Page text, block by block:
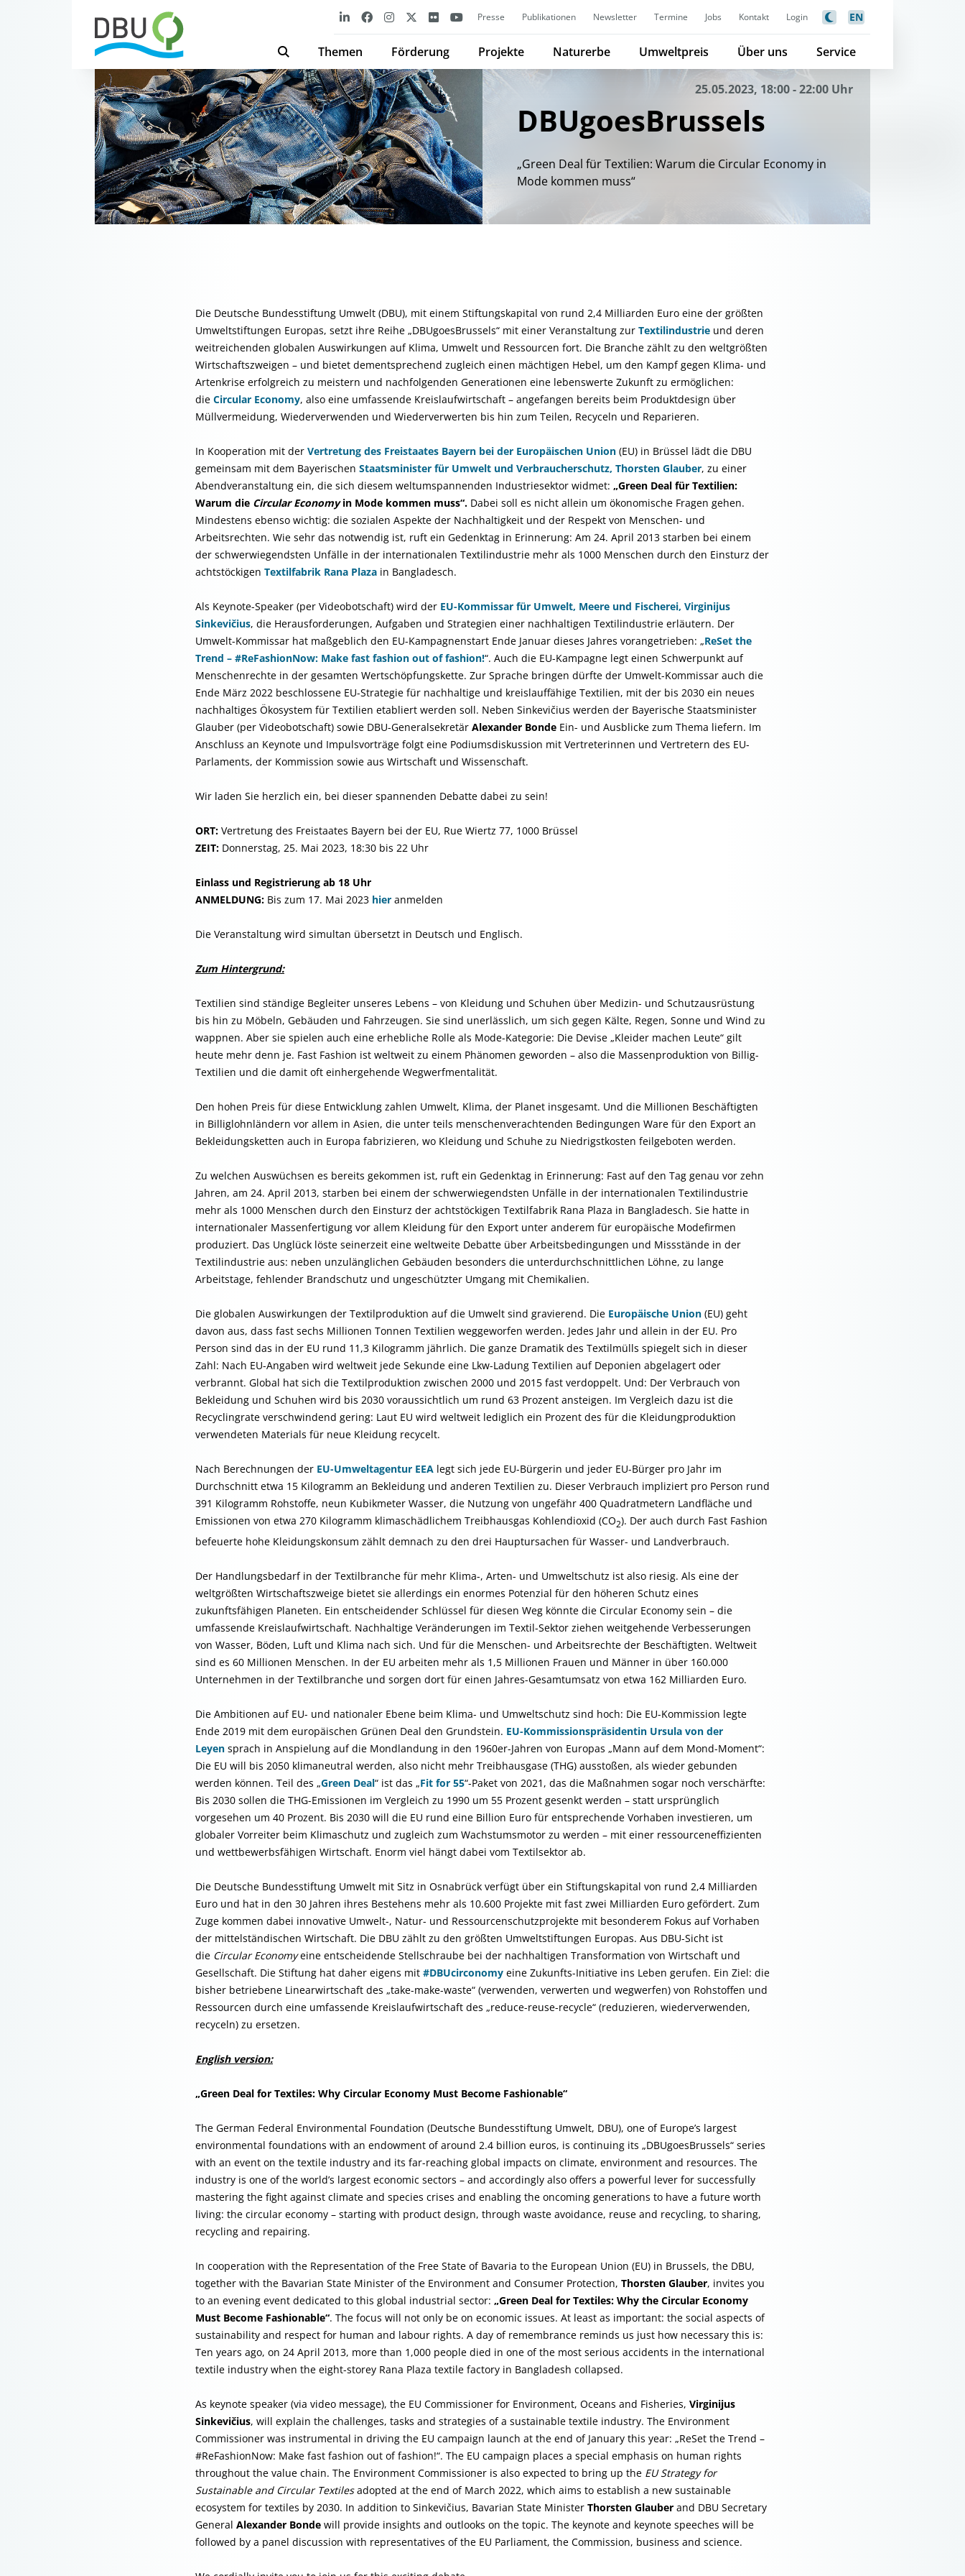
Presse Publikationen Newsletter Termine Jobs Kontakt Login EN
Themen Förderung Projekte Naturerbe Umweltpreis Über uns Service
25.05.2023, 18:00 - 22:00 Uhr
DBUgoesBrussels
„Green Deal für Textilien: Warum die Circular Economy in
Mode kommen muss“
Die Deutsche Bundesstiftung Umwelt (DBU), mit einem Stiftungskapital von rund 2,4 Milliarden Euro eine der größten
Umweltstiftungen Europas, setzt ihre Reihe „DBUgoesBrussels“ mit einer Veranstaltung zur Textilindustrie und deren
weitreichenden globalen Auswirkungen auf Klima, Umwelt und Ressourcen fort. Die Branche zählt zu den weltgrößten
Wirtschaftszweigen – und bietet dementsprechend zugleich einen mächtigen Hebel, um den Kampf gegen Klima- und
Artenkrise erfolgreich zu meistern und nachfolgenden Generationen eine lebenswerte Zukunft zu ermöglichen:
die Circular Economy, also eine umfassende Kreislaufwirtschaft – angefangen bereits beim Produktdesign über
Müllvermeidung, Wiederverwenden und Wiederverwerten bis hin zum Teilen, Recyceln und Reparieren.
In Kooperation mit der Vertretung des Freistaates Bayern bei der Europäischen Union (EU) in Brüssel lädt die DBU
gemeinsam mit dem Bayerischen Staatsminister für Umwelt und Verbraucherschutz, Thorsten Glauber, zu einer
Abendveranstaltung ein, die sich diesem weltumspannenden Industriesektor widmet: „Green Deal für Textilien:
Warum die Circular Economyin Mode kommen muss“. Dabei soll es nicht allein um ökonomische Fragen gehen.
Mindestens ebenso wichtig: die sozialen Aspekte der Nachhaltigkeit und der Respekt von Menschen- und
Arbeitsrechten. Wie sehr das notwendig ist, ruft ein Gedenktag in Erinnerung: Am 24. April 2013 starben bei einem
der schwerwiegendsten Unfälle in der internationalen Textilindustrie mehr als 1000 Menschen durch den Einsturz der
achtstöckigen Textilfabrik Rana Plaza in Bangladesch.
Als Keynote-Speaker (per Videobotschaft) wird der EU-Kommissar für Umwelt, Meere und Fischerei, Virginijus
Sinkevičius, die Herausforderungen, Aufgaben und Strategien einer nachhaltigen Textilindustrie erläutern. Der
Umwelt-Kommissar hat maßgeblich den EU-Kampagnenstart Ende Januar dieses Jahres vorangetrieben: „ReSet the
Trend – #ReFashionNow: Make fast fashion out of fashion!“. Auch die EU-Kampagne legt einen Schwerpunkt auf
Menschenrechte in der gesamten Wertschöpfungskette. Zur Sprache bringen dürfte der Umwelt-Kommissar auch die
Ende März 2022 beschlossene EU-Strategie für nachhaltige und kreislauffähige Textilien, mit der bis 2030 ein neues
nachhaltiges Ökosystem für Textilien etabliert werden soll. Neben Sinkevičius werden der Bayerische Staatsminister
Glauber (per Videobotschaft) sowie DBU-Generalsekretär Alexander Bonde Ein- und Ausblicke zum Thema liefern. Im
Anschluss an Keynote und Impulsvorträge folgt eine Podiumsdiskussion mit Vertreterinnen und Vertretern des EU-
Parlaments, der Kommission sowie aus Wirtschaft und Wissenschaft.
Wir laden Sie herzlich ein, bei dieser spannenden Debatte dabei zu sein!
ORT: Vertretung des Freistaates Bayern bei der EU, Rue Wiertz 77, 1000 Brüssel
ZEIT: Donnerstag, 25. Mai 2023, 18:30 bis 22 Uhr
Einlass und Registrierung ab 18 Uhr
ANMELDUNG: Bis zum 17. Mai 2023 hier anmelden
Die Veranstaltung wird simultan übersetzt in Deutsch und Englisch.
Zum Hintergrund:
Textilien sind ständige Begleiter unseres Lebens – von Kleidung und Schuhen über Medizin- und Schutzausrüstung
bis hin zu Möbeln, Gebäuden und Fahrzeugen. Sie sind unerlässlich, um sich gegen Kälte, Regen, Sonne und Wind zu
wappnen. Aber sie spielen auch eine erhebliche Rolle als Mode-Kategorie: Die Devise „Kleider machen Leute“ gilt
heute mehr denn je. Fast Fashion ist weltweit zu einem Phänomen geworden – also die Massenproduktion von Billig-
Textilien und die damit oft einhergehende Wegwerfmentalität.
Den hohen Preis für diese Entwicklung zahlen Umwelt, Klima, der Planet insgesamt. Und die Millionen Beschäftigten
in Billiglohnländern vor allem in Asien, die unter teils menschenverachtenden Bedingungen Ware für den Export an
Bekleidungsketten auch in Europa fabrizieren, wo Kleidung und Schuhe zu Niedrigstkosten feilgeboten werden.
Zu welchen Auswüchsen es bereits gekommen ist, ruft ein Gedenktag in Erinnerung: Fast auf den Tag genau vor zehn
Jahren, am 24. April 2013, starben bei einem der schwerwiegendsten Unfälle in der internationalen Textilindustrie
mehr als 1000 Menschen durch den Einsturz der achtstöckigen Textilfabrik Rana Plaza in Bangladesch. Sie hatte in
internationaler Massenfertigung vor allem Kleidung für den Export unter anderem für europäische Modefirmen
produziert. Das Unglück löste seinerzeit eine weltweite Debatte über Arbeitsbedingungen und Missstände in der
Textilindustrie aus: neben unzulänglichen Gebäuden besonders die unterdurchschnittlichen Löhne, zu lange
Arbeitstage, fehlender Brandschutz und ungeschützter Umgang mit Chemikalien.
Die globalen Auswirkungen der Textilproduktion auf die Umwelt sind gravierend. Die Europäische Union (EU) geht
davon aus, dass fast sechs Millionen Tonnen Textilien weggeworfen werden. Jedes Jahr und allein in der EU. Pro
Person sind das in der EU rund 11,3 Kilogramm jährlich. Die ganze Dramatik des Textilmülls spiegelt sich in dieser
Zahl: Nach EU-Angaben wird weltweit jede Sekunde eine Lkw-Ladung Textilien auf Deponien abgelagert oder
verbrannt. Global hat sich die Textilproduktion zwischen 2000 und 2015 fast verdoppelt. Und: Der Verbrauch von
Bekleidung und Schuhen wird bis 2030 voraussichtlich um rund 63 Prozent ansteigen. Im Vergleich dazu ist die
Recyclingrate verschwindend gering: Laut EU wird weltweit lediglich ein Prozent des für die Kleidungproduktion
verwendeten Materials für neue Kleidung recycelt.
Nach Berechnungen der EU-Umweltagentur EEA legt sich jede EU-Bürgerin und jeder EU-Bürger pro Jahr im
Durchschnitt etwa 15 Kilogramm an Bekleidung und anderen Textilien zu. Dieser Verbrauch impliziert pro Person rund
391 Kilogramm Rohstoffe, neun Kubikmeter Wasser, die Nutzung von ungefähr 400 Quadratmetern Landfläche und
Emissionen von etwa 270 Kilogramm klimaschädlichem Treibhausgas Kohlendioxid (CO2). Der auch durch Fast Fashion
befeuerte hohe Kleidungskonsum zählt demnach zu den drei Hauptursachen für Wasser- und Landverbrauch.
Der Handlungsbedarf in der Textilbranche für mehr Klima-, Arten- und Umweltschutz ist also riesig. Als eine der
weltgrößten Wirtschaftszweige bietet sie allerdings ein enormes Potenzial für den höheren Schutz eines
zukunftsfähigen Planeten. Ein entscheidender Schlüssel für diesen Weg könnte die Circular Economy sein – die
umfassende Kreislaufwirtschaft. Nachhaltige Veränderungen im Textil-Sektor ziehen weitgehende Verbesserungen
von Wasser, Böden, Luft und Klima nach sich. Und für die Menschen- und Arbeitsrechte der Beschäftigten. Weltweit
sind es 60 Millionen Menschen. In der EU arbeiten mehr als 1,5 Millionen Frauen und Männer in über 160.000
Unternehmen in der Textilbranche und sorgen dort für einen Jahres-Gesamtumsatz von etwa 162 Milliarden Euro.
Die Ambitionen auf EU- und nationaler Ebene beim Klima- und Umweltschutz sind hoch: Die EU-Kommission legte
Ende 2019 mit dem europäischen Grünen Deal den Grundstein. EU-Kommissionspräsidentin Ursula von der
Leyen sprach in Anspielung auf die Mondlandung in den 1960er-Jahren von Europas „Mann auf dem Mond-Moment“:
Die EU will bis 2050 klimaneutral werden, also nicht mehr Treibhausgase (THG) ausstoßen, als wieder gebunden
werden können. Teil des „Green Deal“ ist das „Fit for 55“-Paket von 2021, das die Maßnahmen sogar noch verschärfte:
Bis 2030 sollen die THG-Emissionen im Vergleich zu 1990 um 55 Prozent gesenkt werden – statt ursprünglich
vorgesehen um 40 Prozent. Bis 2030 will die EU rund eine Billion Euro für entsprechende Vorhaben investieren, um
globaler Vorreiter beim Klimaschutz und zugleich zum Wachstumsmotor zu werden – mit einer ressourceneffizienten
und wettbewerbsfähigen Wirtschaft. Enorm viel hängt dabei vom Textilsektor ab.
Die Deutsche Bundesstiftung Umwelt mit Sitz in Osnabrück verfügt über ein Stiftungskapital von rund 2,4 Milliarden
Euro und hat in den 30 Jahren ihres Bestehens mehr als 10.600 Projekte mit fast zwei Milliarden Euro gefördert. Zum
Zuge kommen dabei innovative Umwelt-, Natur- und Ressourcenschutzprojekte mit besonderem Fokus auf Vorhaben
der mittelständischen Wirtschaft. Die DBU zählt zu den größten Umweltstiftungen Europas. Aus DBU-Sicht ist
die Circular Economyeine entscheidende Stellschraube bei der nachhaltigen Transformation von Wirtschaft und
Gesellschaft. Die Stiftung hat daher eigens mit #DBUcirconomy eine Zukunfts-Initiative ins Leben gerufen. Ein Ziel: die
bisher betriebene Linearwirtschaft des „take-make-waste“ (verwenden, verwerten und wegwerfen) von Rohstoffen und
Ressourcen durch eine umfassende Kreislaufwirtschaft des „reduce-reuse-recycle“ (reduzieren, wiederverwenden,
recyceln) zu ersetzen.
English version:
„Green Deal for Textiles: Why Circular Economy Must Become Fashionable“
The German Federal Environmental Foundation (Deutsche Bundesstiftung Umwelt, DBU), one of Europe’s largest
environmental foundations with an endowment of around 2.4 billion euros, is continuing its „DBUgoesBrussels“ series
with an event on the textile industry and its far-reaching global impacts on climate, environment and resources. The
industry is one of the world’s largest economic sectors – and accordingly also offers a powerful lever for successfully
mastering the fight against climate and species crises and enabling the oncoming generations to have a future worth
living: the circular economy – starting with product design, through waste avoidance, reuse and recycling, to sharing,
recycling and repairing.
In cooperation with the Representation of the Free State of Bavaria to the European Union (EU) in Brussels, the DBU,
together with the Bavarian State Minister of the Environment and Consumer Protection, Thorsten Glauber, invites you
to an evening event dedicated to this global industrial sector: „Green Deal for Textiles: Why the Circular Economy
Must Become Fashionable“. The focus will not only be on economic issues. At least as important: the social aspects of
sustainability and respect for human and labour rights. A day of remembrance reminds us just how necessary this is:
Ten years ago, on 24 April 2013, more than 1,000 people died in one of the most serious accidents in the international
textile industry when the eight-storey Rana Plaza textile factory in Bangladesh collapsed.
As keynote speaker (via video message), the EU Commissioner for Environment, Oceans and Fisheries, Virginijus
Sinkevičius, will explain the challenges, tasks and strategies of a sustainable textile industry. The Environment
Commissioner was instrumental in driving the EU campaign launch at the end of January this year: „ReSet the Trend –
#ReFashionNow: Make fast fashion out of fashion!“. The EU campaign places a special emphasis on human rights
throughout the value chain. The Environment Commissioner is also expected to bring up the EU Strategy for
Sustainable and Circular Textilesadopted at the end of March 2022, which aims to establish a new sustainable
ecosystem for textiles by 2030. In addition to Sinkevičius, Bavarian State Minister Thorsten Glauber and DBU Secretary
General Alexander Bonde will provide insights and outlooks on the topic. The keynote and keynote speeches will be
followed by a panel discussion with representatives of the EU Parliament, the Commission, business and science.